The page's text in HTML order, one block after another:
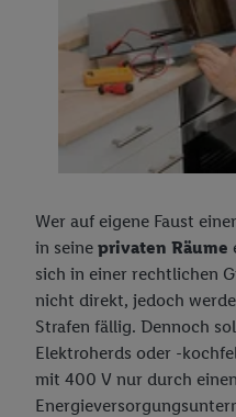
Bon Gelati
Unsere Eigenmarken:
Vegane Produkte
Wasch-, Putz-,
Wer auf eigene Faust
in seine privaten Räume
sich in einer rechtlichen
nicht direkt, jedoch
Strafen fällig. Dennoch
Elektroherds oder -
mit 400 V nur durch